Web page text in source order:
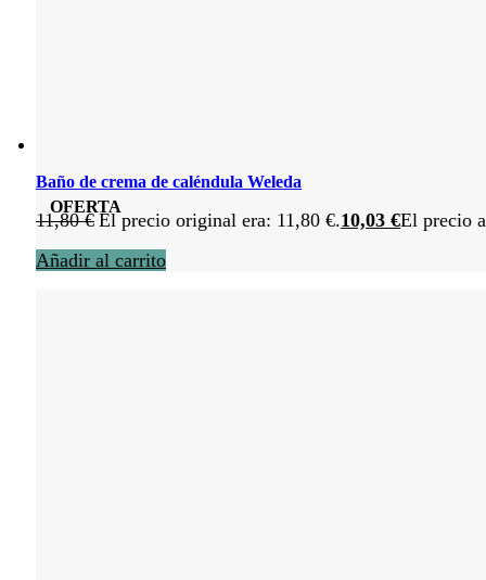
OFERTA
Baño de crema de caléndula Weleda
11,80€ El precio original era: 11,80 €.10,03 €El precio
Añadir al carrito